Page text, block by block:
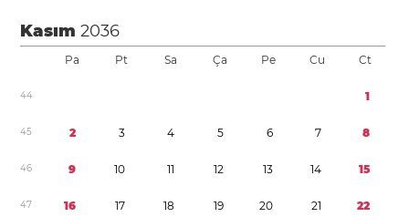
Kasım2036
Pa Pt Sa Ça Pe Cu Ct
44 1
45 2 3 4 5 6 7 8
46 9 10 11 12 13 14 15
47 16 17 18 19 20 21 22